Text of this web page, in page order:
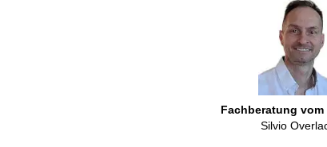
Fachberatung vom
Silvio